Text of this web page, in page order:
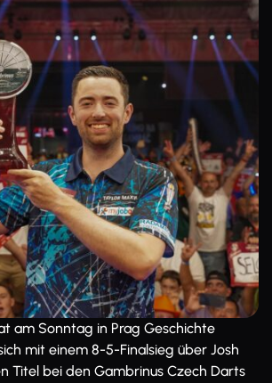
am Sonntag in Prag Geschichte
mit einem 8-5-Finalsieg über Josh
Titel bei den Gambrinus Czech Darts